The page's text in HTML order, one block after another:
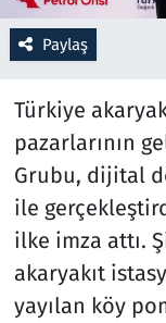
Paylaş
Türkiye
pazarlarının
Grubu, dijital
ile
ilke imza attı.
akaryakıt
yayılan köy
Televizyon